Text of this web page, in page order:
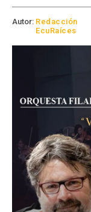
Autor: Redacción
EcuRaíces